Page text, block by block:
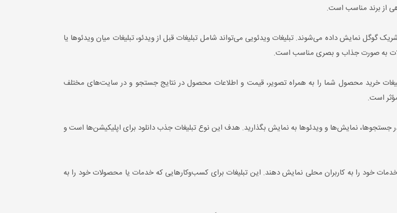
از برند مناسب است.
گوگل نمایش داده می‌شوند. تبلیغات ویدئویی می‌تواند شامل تبلیغات قبل از ویدئو، تبلیغات میان ویدئوها یا
به صورت جذاب و بصری مناسب است.
خرید محصول شما را به همراه تصویر، قیمت و اطلاعات محصول در نتایج جستجو و در سایت‌های مختلف
است.
جستجوها، نمایش‌ها و ویدئوها به نمایش بگذارید. هدف این نوع تبلیغات جذب دانلود برای اپلیکیشن‌ها است و
خود را به کاربران محلی نمایش دهند. این تبلیغات برای کسب‌وکارهایی که خدمات یا محصولات خود را به